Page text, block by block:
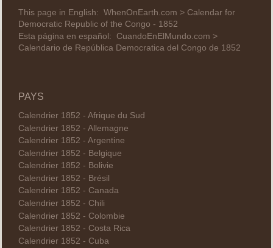
This page in English: WhenOnEarth.com > Calendar for
Democratic Republic of the Congo - 1852
Esta página en español: CuandoEnElMundo.com >
Calendario de República Democratica del Congo de 1852
PAYS
Calendrier 1852 - Afrique du Sud
Calendrier 1852 - Allemagne
Calendrier 1852 - Argentine
Calendrier 1852 - Belgique
Calendrier 1852 - Bolivie
Calendrier 1852 - Brésil
Calendrier 1852 - Canada
Calendrier 1852 - Chili
Calendrier 1852 - Colombie
Calendrier 1852 - Costa Rica
Calendrier 1852 - Cuba